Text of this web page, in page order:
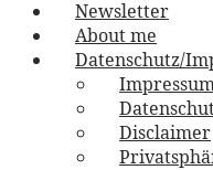
Newsletter
About me
Datenschutz/
Disclaimer